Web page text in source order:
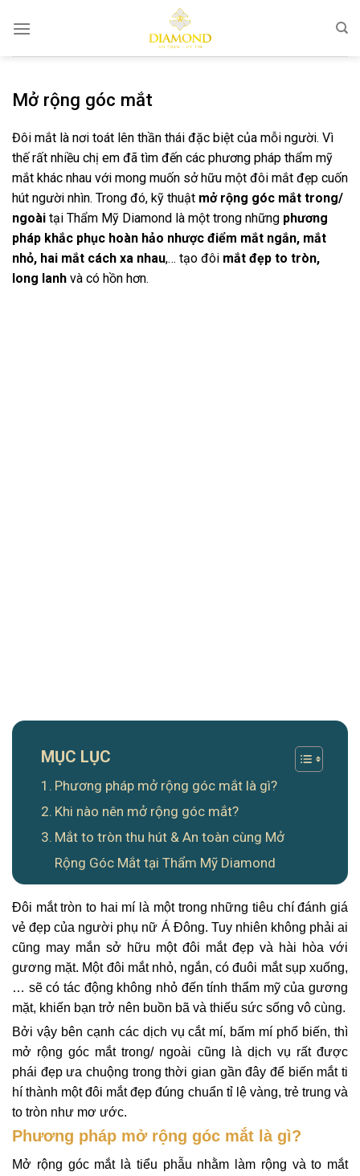
qua
Mở rộng góc mắt
Đôi mắt là nơi toát lên thần thái đặc biệt của mỗi người. Vì
thế rất nhiều chị em đã tìm đến các phương pháp thẩm mỹ
mắt khác nhau với mong muốn sở hữu một đôi mắt đẹp cuốn
hút người nhìn. Trong đó, kỹ thuật mở rộng góc mắt trong/
ngoài tại Thẩm Mỹ Diamond là một trong những phương
pháp khắc phục hoàn hảo nhược điểm mắt ngắn, mắt
nhỏ, hai mắt cách xa nhau,… tạo đôi mắt đẹp to tròn,
long lanh và có hồn hơn.
MỤC LỤC
Phương pháp mở rộng góc mắt là gì?
Khi nào nên mở rộng góc mắt?
Mắt to tròn thu hút & An toàn cùng Mở
Rộng Góc Mắt tại Thẩm Mỹ Diamond
Đôi mắt tròn to hai mí là một trong những tiêu chí đánh giá
vẻ đẹp của người phụ nữ Á Đông. Tuy nhiên không phải ai
cũng may mắn sở hữu một đôi mắt đẹp và hài hòa với
gương mặt. Một đôi mắt nhỏ, ngắn, có đuôi mắt sụp xuống,
… sẽ có tác động không nhỏ đến tính thẩm mỹ của gương
mặt, khiến bạn trở nên buồn bã và thiếu sức sống vô cùng.
Bởi vậy bên cạnh các dịch vụ cắt mí, bấm mí phổ biến, thì
mở rộng góc mắt trong/ ngoài cũng là dịch vụ rất được
phái đẹp ưa chuộng trong thời gian gần đây để biến mắt ti
hí thành một đôi mắt đẹp đúng chuẩn tỉ lệ vàng, trẻ trung và
to tròn như mơ ước.
Phương pháp mở rộng góc mắt là gì?
Mở rộng góc mắt là tiểu phẫu nhằm làm rộng và to mắt